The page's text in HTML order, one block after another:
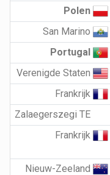
Polen
San Marino
Portugal
Verenigde Staten
Frankrijk
Zalaegerszegi TE
Frankrijk
Nieuw-Zeeland